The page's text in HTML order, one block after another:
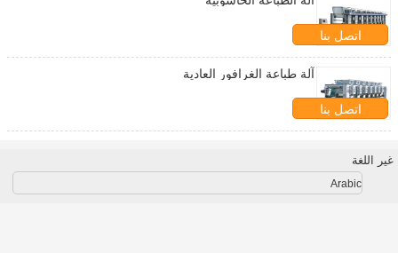
اتصل بنا
آلة طباعة الغرافور العادية
اتصل بنا
غير اللغة
Arabic